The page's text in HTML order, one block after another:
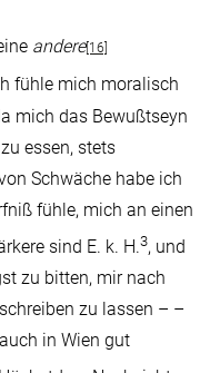
andere[16]
fühle mich moralisch
mich das Bewußtseyn
essen, stets
Schwäche habe ich
fühle, mich an einen
sind E. k. H.3, und
zu bitten, mir nach
zu lassen – –
in Wien gut